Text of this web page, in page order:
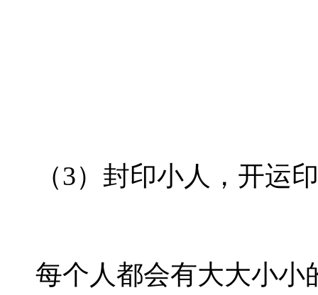
（3）封印小人，开运
每个人都会有大大小小